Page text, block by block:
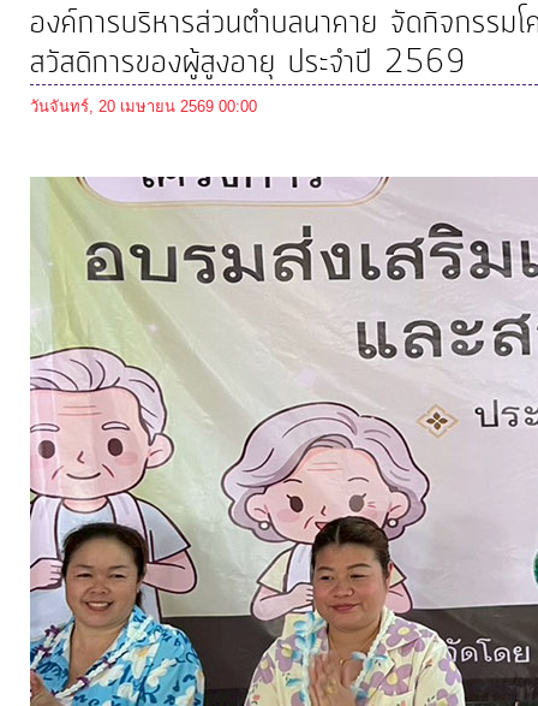
Q&A
การ
รู้
ดำเนิน
งาน
การ
ให้
บริการ
แผนการ
ใช้
จ่าย
งบ
ประมาณ
ประจำ
ปี
องค์การบริหารส่วนตำบลนาคาย จัดกิจกรรมโ
สวัสดิการของผู้สูงอายุ ประจำปี 2569
วันจันทร์, 20 เมษายน 2569 00:00